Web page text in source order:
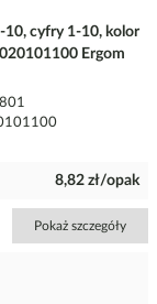
cyfry 1-10, kolor
Ergom
8,82 zł/opak
Pokaż szczegóły